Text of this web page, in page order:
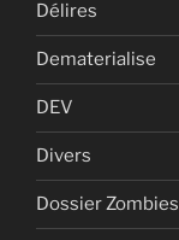
Délires
Dematerialise
DEV
Divers
Dossier Zombies